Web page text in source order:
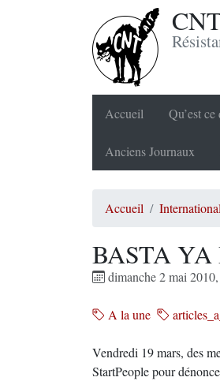
Accueil Qu’est
Anciens Journaux
Accueil International
BASTA
dimanche 2 mai 2010,
A la une
Vendredi 19 mars, des
StartPeople pour